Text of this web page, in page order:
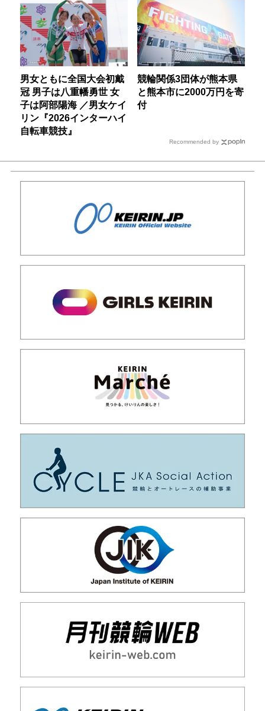
男女ともに全国大会初戴
冠 男子は八重幡勇世 女
子は阿部陽海 ／男女ケイ
リン『2026インターハイ
自転車競技』
競輪関係3団体が熊本県
と熊本市に2000万円を寄
付
Recommended by